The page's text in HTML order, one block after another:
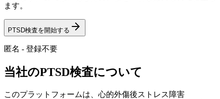
ます。
PTSD検査を開始する
匿名 - 登録不要
当社のPTSD検査について
このプラットフォームは、心的外傷後ストレス障害